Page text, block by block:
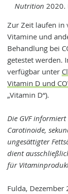
Nutrition 2020.
Zur Zeit laufen in
Vitamine und
Behandlung bei
getestet werden.
verfügbar unter
Vitamin D und
„Vitamin D“).
Die GVF
Carotinoide,
ungesättigter
dient
für
Fulda, Dezember